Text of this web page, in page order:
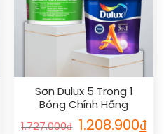
Sơn Dulux 5 Trong 1
Bóng Chính Hãng
1.727.000₫ 1.208.900₫